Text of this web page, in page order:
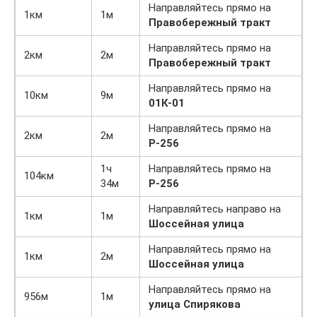
1км 1м
Направляйтесь прямо на
Правобережный тракт
2км 2м
Направляйтесь прямо на
Правобережный тракт
10км 9м
Направляйтесь прямо на
01К-01
2км 2м
Направляйтесь прямо на
Р-256
104км
1ч
34м
Направляйтесь прямо на
Р-256
1км 1м
Направляйтесь направо на
Шоссейная улица
1км 2м
Направляйтесь прямо на
Шоссейная улица
956м 1м
Направляйтесь прямо на
улица Спирякова